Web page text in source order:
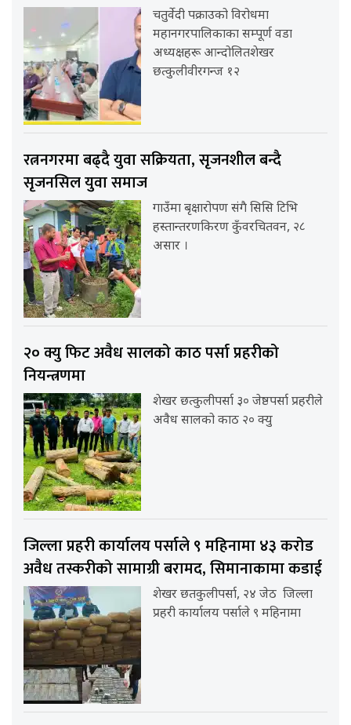
चतुर्वेदी पक्राउको विरोधमा
महानगरपालिकाका सम्पूर्ण वडा
अध्यक्षहरू आन्दोलितशेखर
छत्कुलीवीरगन्ज १२
रत्ननगरमा बढ्दै युवा सक्रियता, सृजनशील बन्दै
सृजनसिल युवा समाज
गाउँमा बृक्षारोपण संगै सिसि टिभि
हस्तान्तरणकिरण कुँवरचितवन, २८
असार ।
२० क्यु फिट अवैध सालको काठ पर्सा प्रहरीको
नियन्त्रणमा
शेखर छत्कुलीपर्सा ३० जेष्ठपर्सा प्रहरीले
अवैध सालको काठ २० क्यु
जिल्ला प्रहरी कार्यालय पर्साले ९ महिनामा ४३ करोड
अवैध तस्करीको सामाग्री बरामद, सिमानाकामा कडाई
शेखर छतकुलीपर्सा, २४ जेठ जिल्ला
प्रहरी कार्यालय पर्साले ९ महिनामा